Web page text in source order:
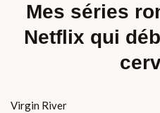
Mes séries
Netflix qui
Virgin River